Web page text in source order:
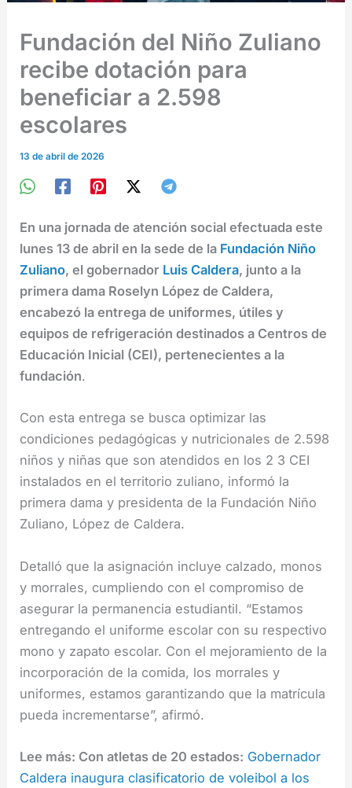
Fundación del Niño Zuliano
recibe dotación para
beneficiar a 2.598
escolares
13 de abril de 2026
En una jornada de atención social efectuada este
lunes 13 de abril en la sede de la Fundación Niño
Zuliano, el gobernador Luis Caldera, junto a la
primera dama Roselyn López de Caldera,
encabezó la entrega de uniformes, útiles y
equipos de refrigeración destinados a Centros de
Educación Inicial (CEI), pertenecientes a la
fundación.
Con esta entrega se busca optimizar las
condiciones pedagógicas y nutricionales de 2.598
niños y niñas que son atendidos en los 2 3 CEI
instalados en el territorio zuliano, informó la
primera dama y presidenta de la Fundación Niño
Zuliano, López de Caldera.
Detalló que la asignación incluye calzado, monos
y morrales, cumpliendo con el compromiso de
asegurar la permanencia estudiantil. “Estamos
entregando el uniforme escolar con su respectivo
mono y zapato escolar. Con el mejoramiento de la
incorporación de la comida, los morrales y
uniformes, estamos garantizando que la matrícula
pueda incrementarse”, afirmó.
Lee más: Con atletas de 20 estados: Gobernador
Caldera inaugura clasificatorio de voleibol a los